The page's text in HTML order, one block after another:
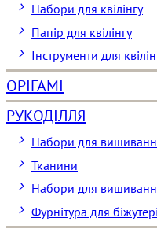
Набори для квілінгу
Папір для квілінгу
Інструменти для
ОРІГАМІ
РУКОДІЛЛЯ
Набори для
Тканини
Набори для
Фурнітура для